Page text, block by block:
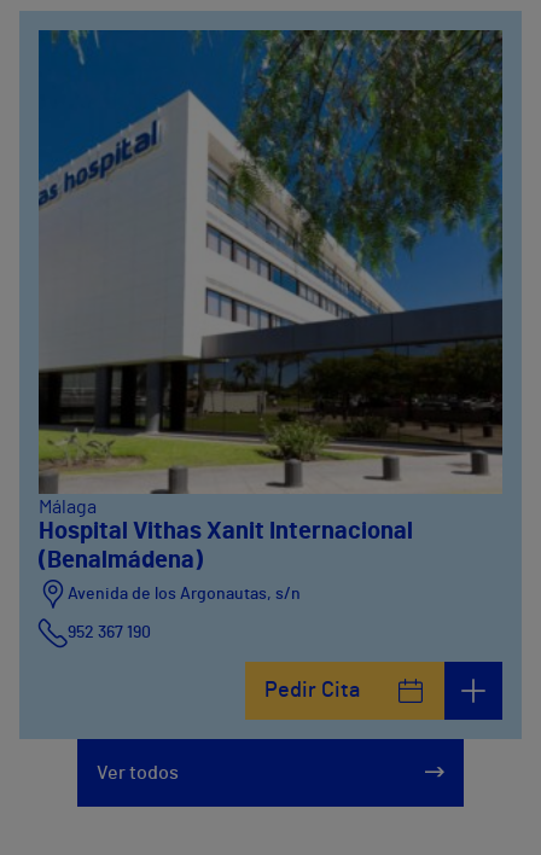
Málaga
Hospital Vithas Xanit Internacional
(Benalmádena)
Avenida de los Argonautas, s/n
952 367 190
Pedir Cita
Ver todos